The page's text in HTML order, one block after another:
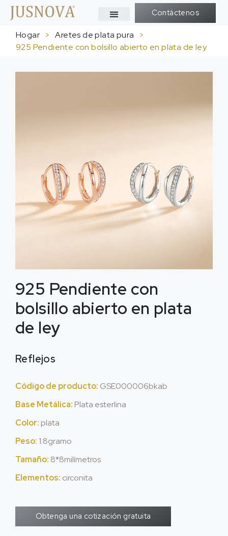
Contáctenos
Hogar > Aretes de plata pura
>
925 Pendiente con bolsillo abierto en plata de ley
925 Pendiente con
bolsillo abierto en plata
de ley
Reflejos
Código de producto: GSE000006bkab
Base Metálica: Plata esterlina
Color: plata
Peso: 1.8gramo
Tamaño: 8*8milímetros
Elementos: circonita
Obtenga una cotización gratuita